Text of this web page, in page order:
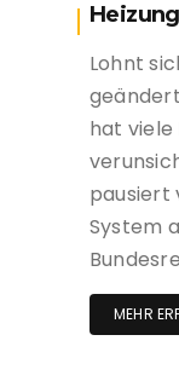
Lohnt
hat
pausiert
System
MEHR